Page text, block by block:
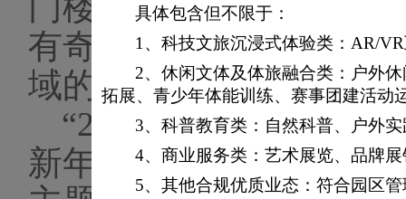
具体包含但不限于：
1、科技文旅沉浸式体验类：AR/
2、休闲文体及体旅融合类：户外
拓展、青少年体能训练、赛事团建活动
3、科普教育类：自然科普、户外
4、商业服务类：艺术展览、品牌
5、其他合规优质业态：符合园区
有奇趣园、童趣园、谐
域的五十余项游艺项目。
“2025迎春庙会、灯
新年，以五洲为活动主